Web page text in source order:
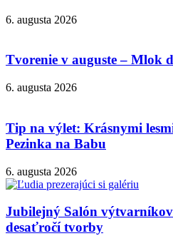
6. augusta 2026
Tvorenie v auguste – Mlok
6. augusta 2026
Tip na výlet: Krásnymi
Pezinka na Babu
6. augusta 2026
Jubilejný Salón
desaťročí tvorby